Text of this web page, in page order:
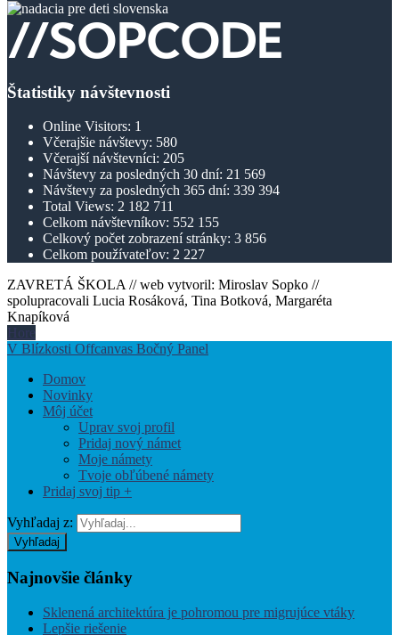
Štatistiky návštevnosti
Online Visitors: 1
Včerajšie návštevy: 580
Včerajší návštevníci: 205
Návštevy za posledných 30 dní: 21 569
Návštevy za posledných 365 dní: 339 394
Total Views: 2 182 711
Celkom návštevníkov: 552 155
Celkový počet zobrazení stránky: 3 856
Celkom používateľov: 2 227
ZAVRETÁ ŠKOLA // web vytvoril: Miroslav Sopko //
spolupracovali Lucia Rosáková, Tina Botková, Margaréta
Knapíková
Hore
V Blízkosti Offcanvas Bočný Panel
Domov
Novinky
Môj účet
Uprav svoj profil
Pridaj nový námet
Moje námety
Tvoje obľúbené námety
Pridaj svoj tip +
Vyhľadaj z:
Vyhľadaj
Najnovšie články
Sklenená architektúra je pohromou pre migrujúce vtáky
Lepšie riešenie